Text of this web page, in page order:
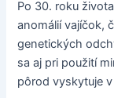
Po 30. roku
anomálií vajíčok,
genetických
sa aj pri použití
pôrod vyskytuje